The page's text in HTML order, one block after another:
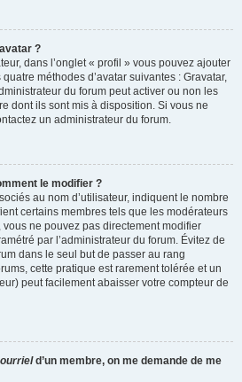
?
dans l’onglet « profil » vous pouvez ajouter
méthodes d’avatar suivantes : Gravatar,
du forum peut activer ou non les
dont ils sont mis à disposition. Si vous ne
un administrateur du forum.
le modifier ?
au nom d’utilisateur, indiquent le nombre
certains membres tels que les modérateurs
ne pouvez pas directement modifier
par l’administrateur du forum. Évitez de
dans le seul but de passer au rang
cette pratique est rarement tolérée et un
peut facilement abaisser votre compteur de
d’un membre, on me demande de me